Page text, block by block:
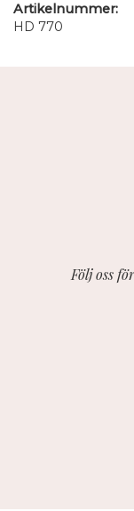
Artikelnummer:
HD 770
Följ oss